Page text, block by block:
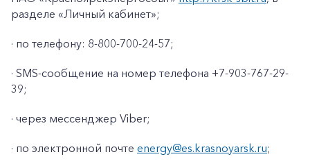
разделе «Личный кабинет»;
· по телефону: 8-800-700-24-57;
· SMS-сообщение на номер телефона +7-903-767-29-
39;
· через мессенджер Viber;
· по электронной почте energy@es.krasnoyarsk.ru;